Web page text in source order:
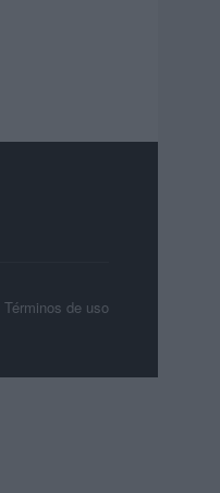
Términos de uso